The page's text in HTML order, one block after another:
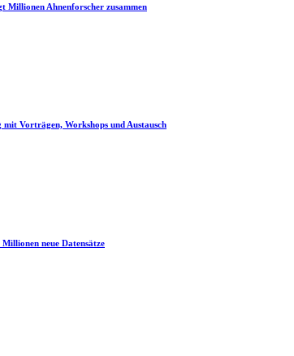
Millionen Ahnenforscher zusammen
Vorträgen, Workshops und Austausch
neue Datensätze